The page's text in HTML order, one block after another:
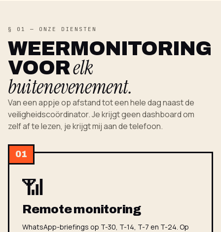
§ 01 — ONZE DIENSTEN
WEERMONITORING
VOORelk
buitenevenement.
Van een appje op afstand tot een hele dag naast de
veiligheidscoördinator. Je krijgt geen dashboard om
zelf af te lezen, je krijgt mij aan de telefoon.
01
📶
Remote monitoring
WhatsApp-briefings op T-30, T-14, T-7 en T-24. Op